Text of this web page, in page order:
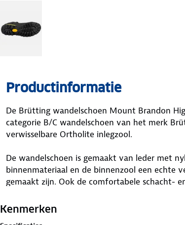
Productinformatie
De Brütting wandelschoen Mount Brandon
categorie B/C wandelschoen van het merk
verwisselbare Ortholite inlegzool.
De wandelschoen is gemaakt van leder met
binnenmateriaal en de binnenzool een echte
gemaakt zijn. Ook de comfortabele schacht-
inlegzool kan gebruiken of de zool die bij de
Kenmerken